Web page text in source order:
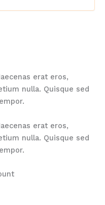
erat eros,
nulla. Quisque sed
erat eros,
nulla. Quisque sed